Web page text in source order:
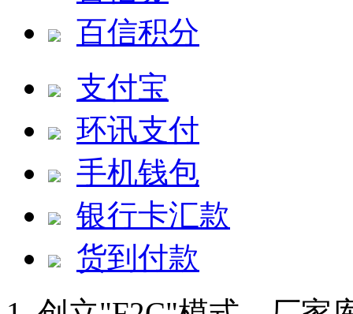
百信积分
支付宝
环讯支付
手机钱包
银行卡汇款
货到付款